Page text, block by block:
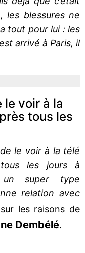
les blessures ne
tout pour lui : les
arrivé à Paris, il
le voir à la
tous les
le voir à la télé
les jours à
un super type
relation avec
les raisons de
Dembélé.